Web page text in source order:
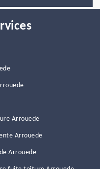
Arrouede
Arrouede
Arrouede